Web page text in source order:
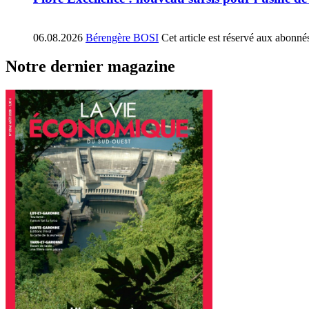
06.08.2026 Bérengère BOSI Cet article est réservé aux
Notre dernier magazine